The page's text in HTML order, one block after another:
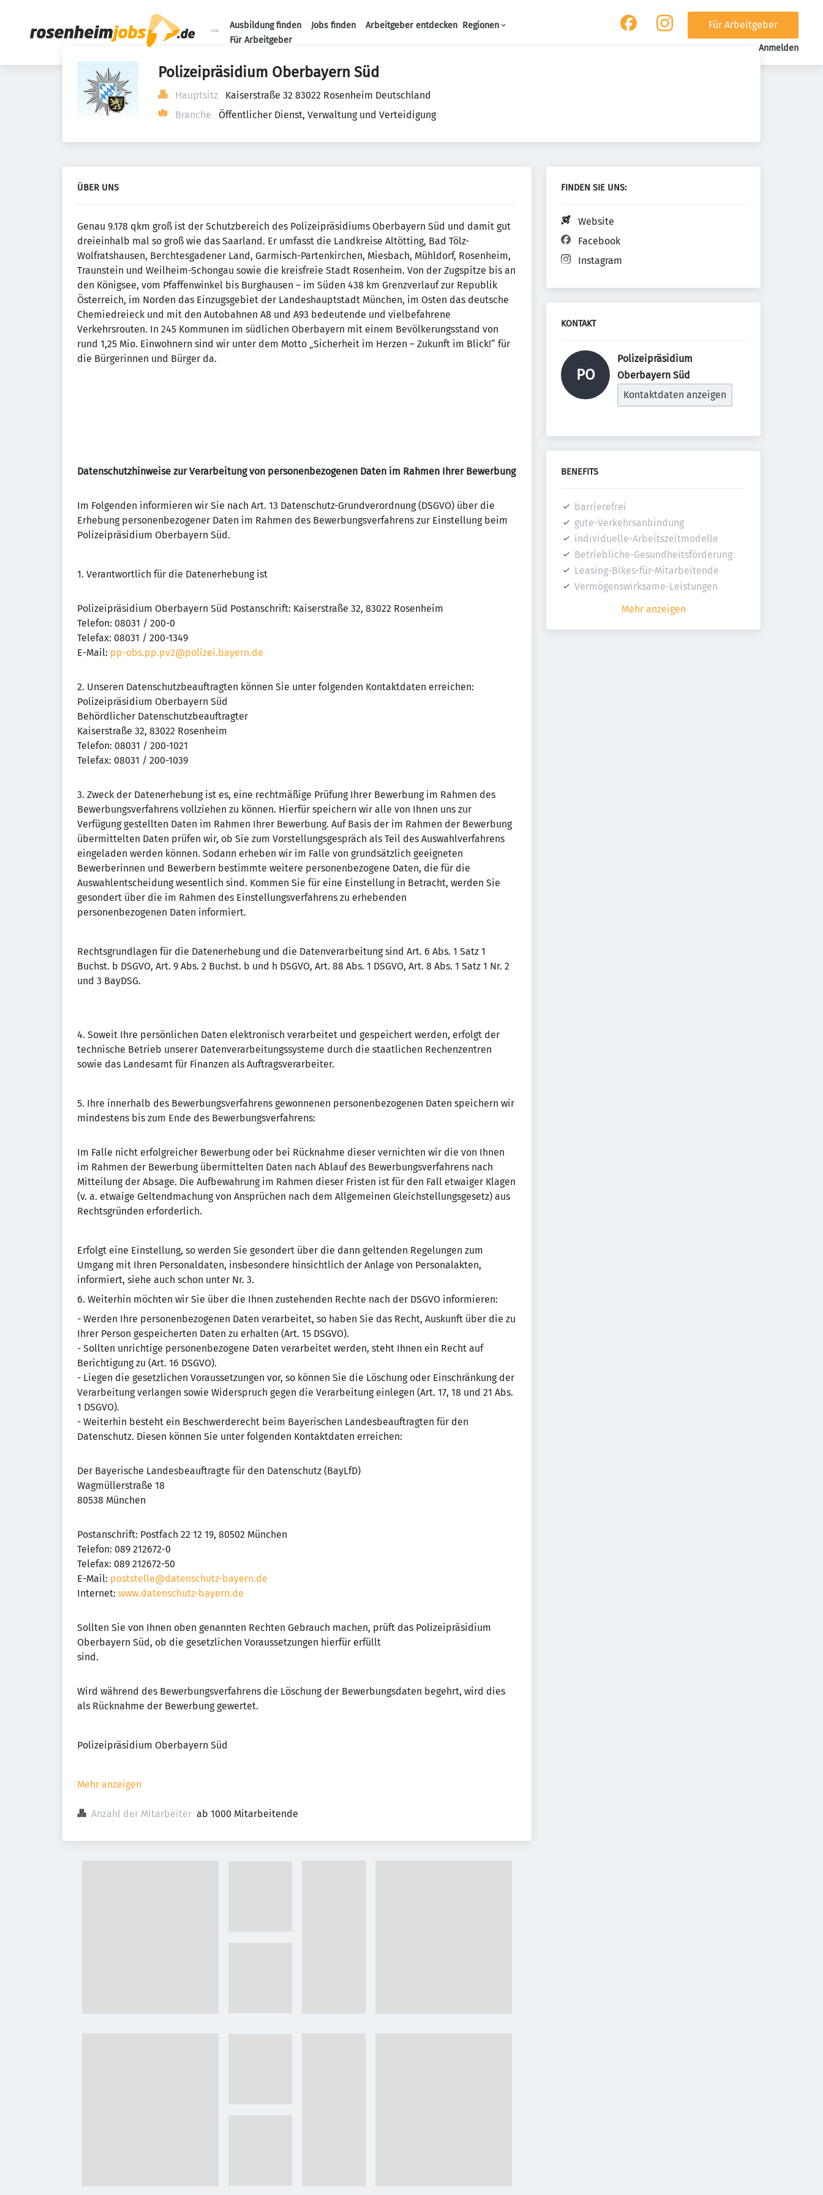
Ausbildung finden Jobs finden Arbeitgeber entdecken Regionen
Für Arbeitgeber
Für Arbeitgeber
Anmelden
Polizeipräsidium Oberbayern Süd
Hauptsitz
Kaiserstraße 32 83022 Rosenheim Deutschland
Branche
Öffentlicher Dienst, Verwaltung und Verteidigung
ÜBER UNS
Genau 9.178 qkm groß ist der Schutzbereich des Polizeipräsidiums Oberbayern Süd und damit gut
dreieinhalb mal so groß wie das Saarland. Er umfasst die Landkreise Altötting, Bad Tölz-
Wolfratshausen, Berchtesgadener Land, Garmisch-Partenkirchen, Miesbach, Mühldorf, Rosenheim,
Traunstein und Weilheim-Schongau sowie die kreisfreie Stadt Rosenheim. Von der Zugspitze bis an
den Königsee, vom Pfaffenwinkel bis Burghausen – im Süden 438 km Grenzverlauf zur Republik
Österreich, im Norden das Einzugsgebiet der Landeshauptstadt München, im Osten das deutsche
Chemiedreieck und mit den Autobahnen A8 und A93 bedeutende und vielbefahrene
Verkehrsrouten. In 245 Kommunen im südlichen Oberbayern mit einem Bevölkerungsstand von
rund 1,25 Mio. Einwohnern sind wir unter dem Motto „Sicherheit im Herzen – Zukunft im Blick!“ für
die Bürgerinnen und Bürger da.
Datenschutzhinweise zur Verarbeitung von personenbezogenen Daten im Rahmen Ihrer Bewerbung
Im Folgenden informieren wir Sie nach Art. 13 Datenschutz-Grundverordnung (DSGVO) über die
Erhebung personenbezogener Daten im Rahmen des Bewerbungsverfahrens zur Einstellung beim
Polizeipräsidium Oberbayern Süd.
1. Verantwortlich für die Datenerhebung ist
Polizeipräsidium Oberbayern Süd Postanschrift: Kaiserstraße 32, 83022 Rosenheim
Telefon: 08031 / 200-0
Telefax: 08031 / 200-1349
E-Mail: pp-obs.pp.pv2@polizei.bayern.de
2. Unseren Datenschutzbeauftragten können Sie unter folgenden Kontaktdaten erreichen:
Polizeipräsidium Oberbayern Süd
Behördlicher Datenschutzbeauftragter
Kaiserstraße 32, 83022 Rosenheim
Telefon: 08031 / 200-1021
Telefax: 08031 / 200-1039
3. Zweck der Datenerhebung ist es, eine rechtmäßige Prüfung Ihrer Bewerbung im Rahmen des
Bewerbungsverfahrens vollziehen zu können. Hierfür speichern wir alle von Ihnen uns zur
Verfügung gestellten Daten im Rahmen Ihrer Bewerbung. Auf Basis der im Rahmen der Bewerbung
übermittelten Daten prüfen wir, ob Sie zum Vorstellungsgespräch als Teil des Auswahlverfahrens
eingeladen werden können. Sodann erheben wir im Falle von grundsätzlich geeigneten
Bewerberinnen und Bewerbern bestimmte weitere personenbezogene Daten, die für die
Auswahlentscheidung wesentlich sind. Kommen Sie für eine Einstellung in Betracht, werden Sie
gesondert über die im Rahmen des Einstellungsverfahrens zu erhebenden
personenbezogenen Daten informiert.
Rechtsgrundlagen für die Datenerhebung und die Datenverarbeitung sind Art. 6 Abs. 1 Satz 1
Buchst. b DSGVO, Art. 9 Abs. 2 Buchst. b und h DSGVO, Art. 88 Abs. 1 DSGVO, Art. 8 Abs. 1 Satz 1 Nr. 2
und 3 BayDSG.
4. Soweit Ihre persönlichen Daten elektronisch verarbeitet und gespeichert werden, erfolgt der
technische Betrieb unserer Datenverarbeitungssysteme durch die staatlichen Rechenzentren
sowie das Landesamt für Finanzen als Auftragsverarbeiter.
5. Ihre innerhalb des Bewerbungsverfahrens gewonnenen personenbezogenen Daten speichern wir
mindestens bis zum Ende des Bewerbungsverfahrens:
Im Falle nicht erfolgreicher Bewerbung oder bei Rücknahme dieser vernichten wir die von Ihnen
im Rahmen der Bewerbung übermittelten Daten nach Ablauf des Bewerbungsverfahrens nach
Mitteilung der Absage. Die Aufbewahrung im Rahmen dieser Fristen ist für den Fall etwaiger Klagen
(v. a. etwaige Geltendmachung von Ansprüchen nach dem Allgemeinen Gleichstellungsgesetz) aus
Rechtsgründen erforderlich.
Erfolgt eine Einstellung, so werden Sie gesondert über die dann geltenden Regelungen zum
Umgang mit Ihren Personaldaten, insbesondere hinsichtlich der Anlage von Personalakten,
informiert, siehe auch schon unter Nr. 3.
6. Weiterhin möchten wir Sie über die Ihnen zustehenden Rechte nach der DSGVO informieren:
- Werden Ihre personenbezogenen Daten verarbeitet, so haben Sie das Recht, Auskunft über die zu
Ihrer Person gespeicherten Daten zu erhalten (Art. 15 DSGVO).
- Sollten unrichtige personenbezogene Daten verarbeitet werden, steht Ihnen ein Recht auf
Berichtigung zu (Art. 16 DSGVO).
- Liegen die gesetzlichen Voraussetzungen vor, so können Sie die Löschung oder Einschränkung der
Verarbeitung verlangen sowie Widerspruch gegen die Verarbeitung einlegen (Art. 17, 18 und 21 Abs.
1 DSGVO).
- Weiterhin besteht ein Beschwerderecht beim Bayerischen Landesbeauftragten für den
Datenschutz. Diesen können Sie unter folgenden Kontaktdaten erreichen:
Der Bayerische Landesbeauftragte für den Datenschutz (BayLfD)
Wagmüllerstraße 18
80538 München
Postanschrift: Postfach 22 12 19, 80502 München
Telefon: 089 212672-0
Telefax: 089 212672-50
E-Mail: poststelle@datenschutz-bayern.de
Internet: www.datenschutz-bayern.de
Sollten Sie von Ihnen oben genannten Rechten Gebrauch machen, prüft das Polizeipräsidium
Oberbayern Süd, ob die gesetzlichen Voraussetzungen hierfür erfüllt
sind.
Wird während des Bewerbungsverfahrens die Löschung der Bewerbungsdaten begehrt, wird dies
als Rücknahme der Bewerbung gewertet.
Polizeipräsidium Oberbayern Süd
Mehr anzeigen
Anzahl der Mitarbeiter ab 1000 Mitarbeitende
FINDEN SIE UNS:
Website
Facebook
Instagram
KONTAKT
PO
Polizeipräsidium
Oberbayern Süd
Kontaktdaten anzeigen
BENEFITS
barrierefrei
gute-Verkehrsanbindung
individuelle-Arbeitszeitmodelle
Betriebliche-Gesundheitsförderung
Leasing-Bikes-für-Mitarbeitende
Vermögenswirksame-Leistungen
Mehr anzeigen